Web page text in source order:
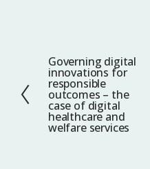
F
o
r
r
i
Governing digital
innovations for
responsible
outcomes – the
case of digital
healthcare and
welfare services